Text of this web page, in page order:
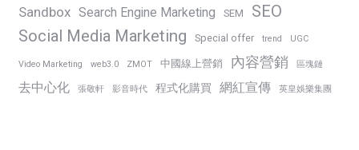
Sandbox Search Engine Marketing SEM
SEO
Social Media Marketing
Special offer trend UGC
Video Marketing web3.0 ZMOT 中國線上營銷 內容營銷 區塊鏈
去中心化 張敬軒 影音時代 程式化購買 網紅宣傳 英皇娛樂集團